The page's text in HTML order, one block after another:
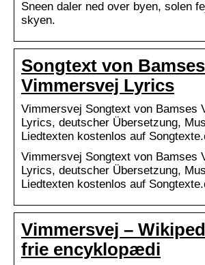
Sneen daler ned over byen, solen
skyen.
Songtext von
Vimmersvej Lyrics
Vimmersvej Songtext von Bamses
Lyrics, deutscher Übersetzung,
Liedtexten kostenlos auf
Vimmersvej Songtext von Bamses
Lyrics, deutscher Übersetzung,
Liedtexten kostenlos auf
Vimmersvej –
frie encyklopædi